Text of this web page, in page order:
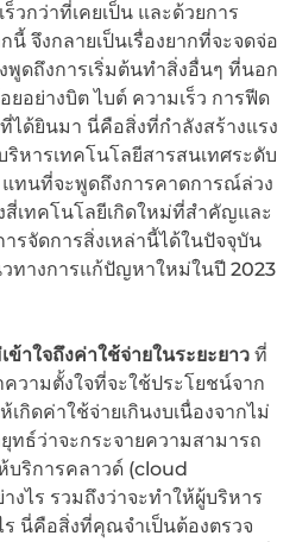
วกว่าที่เคยเป็น และด้วยการ
จึงกลายเป็นเรื่องยากที่จะจดจ่อ
พูดถึงการเริ่มต้นทำสิ่งอื่นๆ ที่นอก
ยอย่างบิต ไบต์ ความเร็ว การฟีด
ด้ยินมา นี่คือสิ่งที่กำลังสร้างแรง
หารเทคโนโลยีสารสนเทศระดับ
ทนที่จะพูดถึงการคาดการณ์ล่วง
สี่เทคโนโลยีเกิดใหม่ที่สำคัญและ
รจัดการสิ่งเหล่านี้ได้ในปัจจุบัน
างการแก้ปัญหาใหม่ในปี 2023
าใจถึงค่าใช้จ่ายในระยะยาว ที่
ความตั้งใจที่จะใช้ประโยชน์จาก
กิดค่าใช้จ่ายเกินงบเนื่องจากไม่
ทธ์ว่าจะกระจายความสามารถ
บริการคลาวด์ (cloud
งไร รวมถึงว่าจะทำให้ผู้บริหาร
นี่คือสิ่งที่คุณจำเป็นต้องตรวจ